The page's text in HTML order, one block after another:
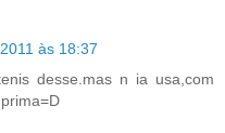
às 18:37
desse.mas n ia usa,com